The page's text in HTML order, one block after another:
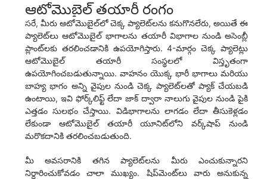
ఆటోమొబైల్ తయారీ రంగం
సరే, మీరు ఆటోమొబైల్‌లో చెక్క ప్యాలెట్‌లను కనుగొనలేరు, అయితే ఈ
ప్యాలెట్‌లు ఆటోమొబైల్ భాగాలను తయారీ విభాగాల నుండి అసెంబ్లీ
ప్లాంట్‌లకు తరలించడానికి ఉపయోగిస్తారు. 4-మార్గం చెక్క ప్యాలెట్లు
ఆటోమొబైల్ తయారీ సంస్థలలో విస్తృతంగా
ఉపయోగించబడుతున్నాయి. వాహనం యొక్క భారీ భాగాలు మరియు
బాహ్య భాగం అన్ని వైపుల నుండి చెక్క ప్యాలెట్‌లతో ప్యాక్ చేయబడి
ఉంటాయి, ఇవి ఫోర్క్‌లిఫ్ట్ లేదా జాక్ ద్వారా నాలుగు వైపుల నుండి పైకి
ఎత్తడం సులభం చేస్తాయి. విడిభాగాలను లాగడం లేదా తీసుకెళ్లడం
లేకుండా ఆటోమొబైల్ తయారీ యూనిట్‌లోని వర్క్‌షాప్ నుండి
మరొకదానికి తరలించబడుతుంది.
మీ అవసరానికి తగిన ప్యాలెట్‌లను మీరు ఎంచుకున్నారని
నిర్ధారించుకోవడం చాలా ముఖ్యం. షిప్‌మెంట్‌లు వారు అనుకున్న